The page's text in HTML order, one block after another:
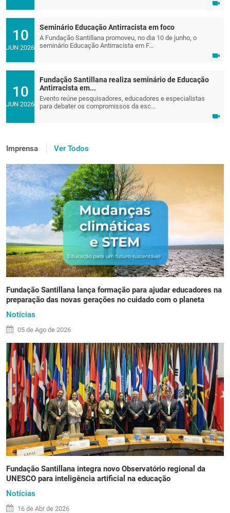
10
JUN 2026
Seminário Educação Antirracista em foco
A Fundação Santillana promoveu, no dia 10 de junho, o
seminário Educação Antirracista em F...
10
JUN 2026
Fundação Santillana realiza seminário de Educação
Antirracista em...
Evento reúne pesquisadores, educadores e especialistas
para debater os compromissos da esc...
Imprensa Ver Todos
Fundação Santillana lança formação para ajudar educadores na
preparação das novas gerações no cuidado com o planeta
Notícias
05 de Ago de 2026
Fundação Santillana integra novo Observatório regional da
UNESCO para inteligência artificial na educação
Notícias
16 de Abr de 2026